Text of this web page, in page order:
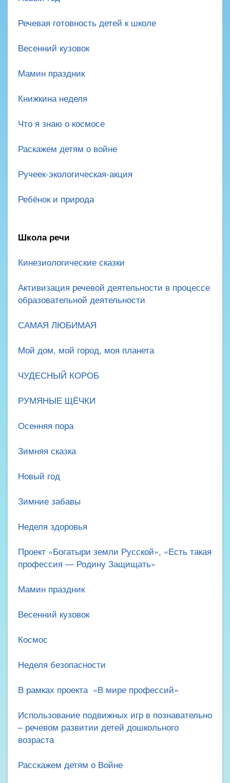
Речевая готовность детей к школе
Весенний кузовок
Мамин праздник
Книжкина неделя
Что я знаю о космосе
Раскажем детям о войне
Ручеек-экологическая-акция
Ребёнок и природа
Школа речи
Кинезиологические сказки
Активизация речевой деятельности в процессе
образовательной деятельности
САМАЯ ЛЮБИМАЯ
Мой дом, мой город, моя планета
ЧУДЕСНЫЙ КОРОБ
РУМЯНЫЕ ЩЁЧКИ
Осенняя пора
Зимняя сказка
Новый год
Зимние забавы
Неделя здоровья
Проект «Богатыри земли Русской», «Есть такая
профессия — Родину Защищать»
Мамин праздник
Весенний кузовок
Космос
Неделя безопасности
В рамках проекта «В мире профессий»
Использование подвижных игр в познавательно
– речевом развитии детей дошкольного
возраста
Расскажем детям о Войне